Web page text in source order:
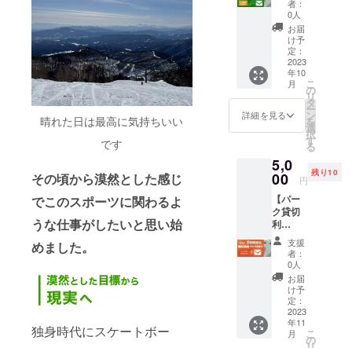
晴れた日は最高に気持ちいい
です
その頃から漠然とした感じ
でこのスポーツに関わるよ
うな仕事がしたいと思い始
めました。
独身時代にスケートボー
スクー
ルとの
併用は
不可に
なりま
す。
メール
につい
ては
ルアド
レスよ
り送ら
せて頂
きま
す。
パーク
での直
接渡し
となり
ます。
スクー
ルとの
併用は
不可に
につい
ては
LIFE
パーク
のメー
ルアド
レスよ
り送ら
せて頂
きま
す。
券】
金額
４，５
００円
スケー
トパー
ク１日
券(１８
００
円)×３
(まだ
利用の
ない
方）※１
年間有
効 年会
費登録
料(定価
１００
０円・
１年間
の施設
利用料)
お礼
メール
有効期
者：
0人
お届
け予
定：
2023
年10
月
詳細を見る
こ
の
リ
タ
ー
ン
を
選
択
す
る
5,0
00 円
残り10
【パー
ク貸切
利
用】
金額
5，００
０円
１０枠
平日限
定・２
時間貸
切１２
支援
者：
0人
お届
け予
定：
2023
年11
月
こ
の